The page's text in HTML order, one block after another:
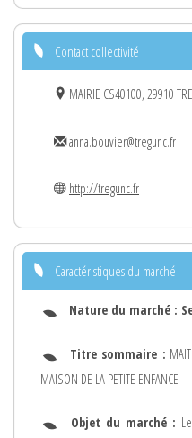
Contact collectivité
MAIRIE CS40100, 29910
anna.bouvier@tregunc.fr
http://tregunc.fr
Caractéristiques du marché
Nature du marché :
Titre sommaire :
MAISON DE LA PETITE ENFANCE
Objet du marché :